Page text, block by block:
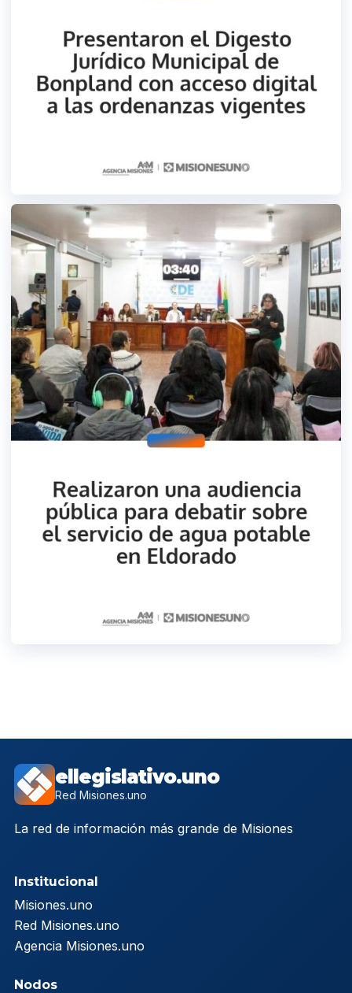
ellegislativo.uno
Red Misiones.uno
La red de información más grande de Misiones
Institucional
Misiones.uno
Red Misiones.uno
Agencia Misiones.uno
Nodos